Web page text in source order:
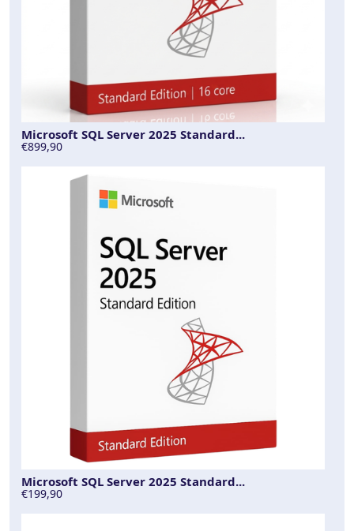
Microsoft SQL Server 2025 Standard...
€899,90
Microsoft SQL Server 2025 Standard...
€199,90